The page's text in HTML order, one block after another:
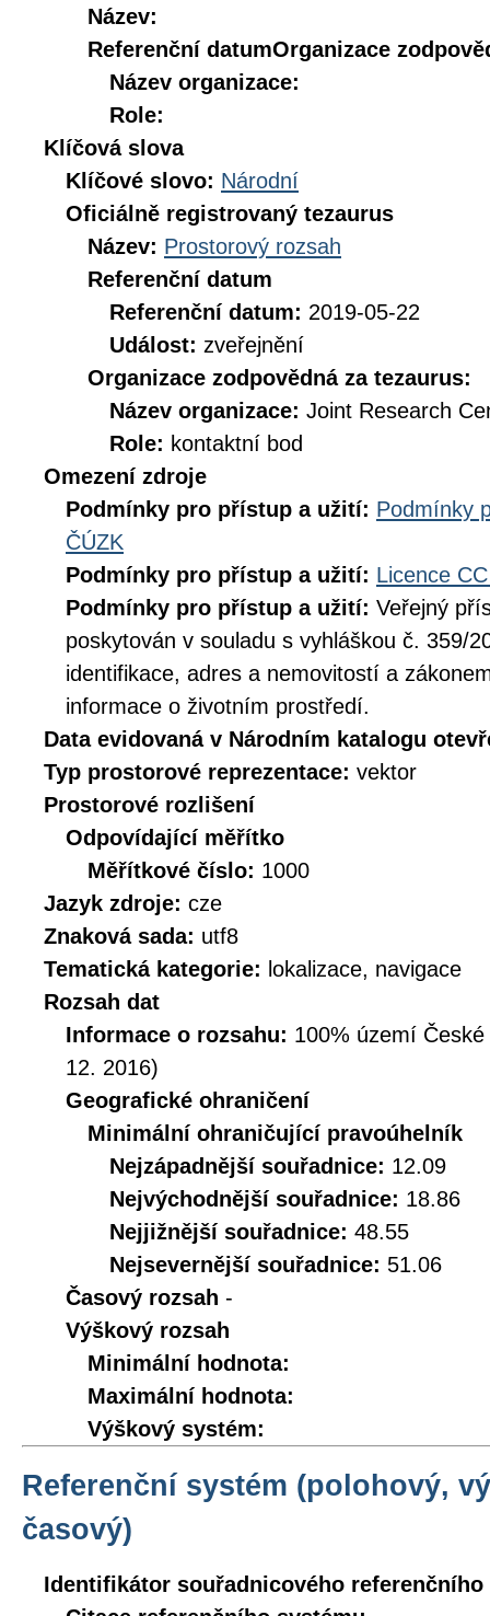
Název:
Referenční datumOrganizace
Název organizace:
Role:
Klíčová slova
Klíčové slovo: Národní
Oficiálně registrovaný tezaurus
Název: Prostorový rozsah
Referenční datum
Referenční datum: 2019-05-22
Událost: zveřejnění
Organizace zodpovědná za tezaurus:
Název organizace: Joint Research
Role: kontaktní bod
Omezení zdroje
Podmínky pro přístup a užití: Podmínky
ČÚZK
Podmínky pro přístup a užití: Licence
Podmínky pro přístup a užití: Veřejný
poskytován v souladu s vyhláškou č. 359/
identifikace, adres a nemovitostí a
informace o životním prostředí.
Data evidovaná v Národním katalogu
Typ prostorové reprezentace: vektor
Prostorové rozlišení
Odpovídající měřítko
Měřítkové číslo: 1000
Jazyk zdroje: cze
Znaková sada: utf8
Tematická kategorie: lokalizace, navigace
Rozsah dat
Informace o rozsahu: 100% území
12. 2016)
Geografické ohraničení
Minimální ohraničující pravoúhelník
Nejzápadnější souřadnice: 12.09
Nejvýchodnější souřadnice: 18.86
Nejjižnější souřadnice: 48.55
Nejsevernější souřadnice: 51.06
Časový rozsah -
Výškový rozsah
Minimální hodnota:
Maximální hodnota:
Výškový systém:
Referenční systém (polohový,
časový)
Identifikátor souřadnicového referenčního